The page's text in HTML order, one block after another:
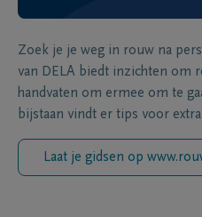
Zoek je je weg in rouw na
van DELA biedt inzichten om
handvaten om ermee om te
bijstaan vindt er tips voor
Laat je gidsen op